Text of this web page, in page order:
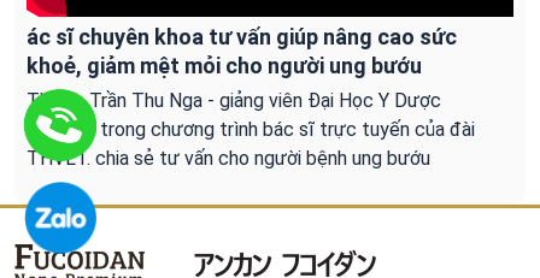
ác sĩ chuyên khoa tư vấn giúp nâng cao sức
khoẻ, giảm mệt mỏi cho người ung bướu
Ths.Bs Trần Thu Nga - giảng viên Đại Học Y Dược
Tp.HCM trong chương trình bác sĩ trực tuyến của đài
THVL1. chia sẻ tư vấn cho người bệnh ung bướu